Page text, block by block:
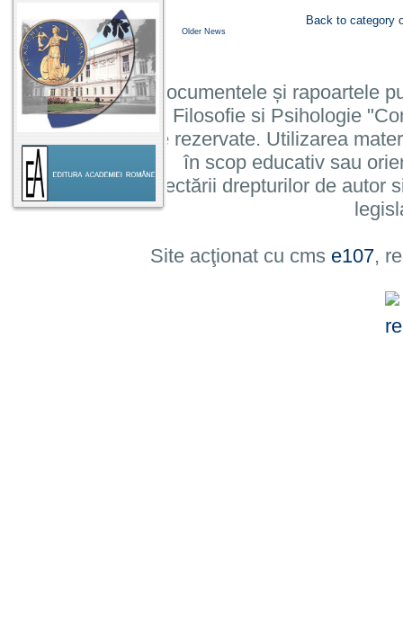
Back to category
Older News
Informatiile, documentele și rapoartele
Institutului de Filosofie si Psihologie
cu toate drepturile rezervate. Utilizarea
în scop educativ sau
cu condiția respectării drepturilor de autor
Site acţionat cu cms e107,